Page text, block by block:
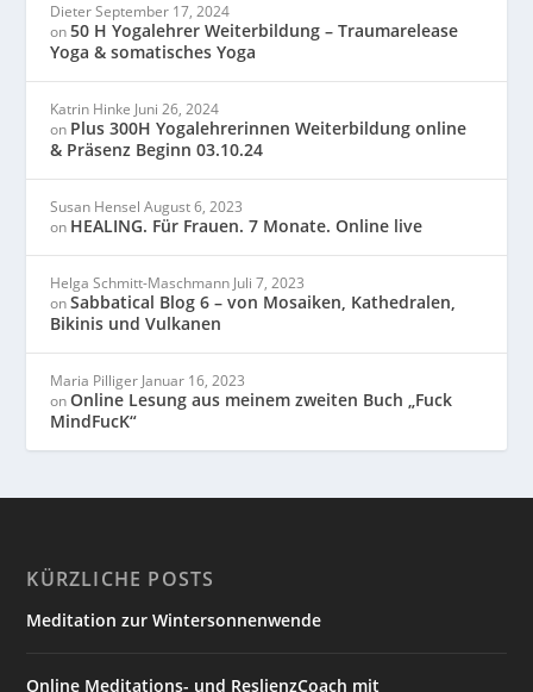
Dieter September 17, 2024
on50 H Yogalehrer Weiterbildung – Traumarelease
Yoga & somatisches Yoga
Katrin Hinke Juni 26, 2024
on Plus 300H Yogalehrerinnen Weiterbildung online
& Präsenz Beginn 03.10.24
Susan Hensel August 6, 2023
on HEALING. Für Frauen. 7 Monate. Online live
Helga Schmitt-Maschmann Juli 7, 2023
onSabbatical Blog 6 – von Mosaiken, Kathedralen,
Bikinis und Vulkanen
Maria Pilliger Januar 16, 2023
onOnline Lesung aus meinem zweiten Buch „Fuck
MindFucK“
KÜRZLICHE POSTS
Meditation zur Wintersonnenwende
Online Meditations- und ReslienzCoach mit